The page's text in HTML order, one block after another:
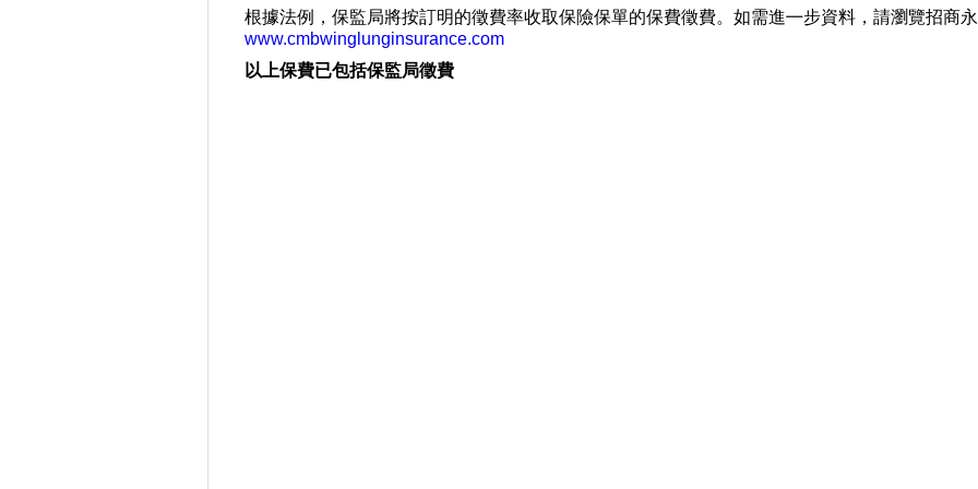
根據法例，保監局將按訂明的徵費率收取保險保單的保費徵費。如需進㇐步資料，請瀏覽招商
www.cmbwinglunginsurance.com
以上保費已包括保監局徵費